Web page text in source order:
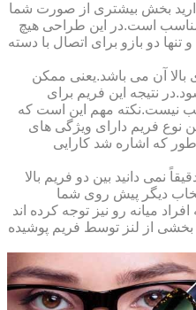
بخش بیشتری از صورت شما
مناسب است.در این طراحی هیچ
دو بازو برای اتصال با دسته
آن می باشد.یعنی ممکن
نتیجه این فریم برای
نیست.نکته مهم این است که
نوع فریم دارای ویژگی های
که اشاره شد کارایی
نمی دانید بین دو فریم بالا
دیگر پیش روی شما
میانه رو نیز توجه کرده اند
بخشی از لنز توسط فریم پوشیده